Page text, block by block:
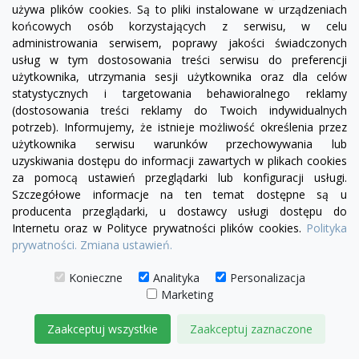
1 340,00 zł
DODAJ DO KOSZYKA
używa plików cookies. Są to pliki instalowane w urządzeniach
końcowych osób korzystających z serwisu, w celu
administrowania serwisem, poprawy jakości świadczonych
usług w tym dostosowania treści serwisu do preferencji
użytkownika, utrzymania sesji użytkownika oraz dla celów
statystycznych i targetowania behawioralnego reklamy
(dostosowania treści reklamy do Twoich indywidualnych
potrzeb). Informujemy, że istnieje możliwość określenia przez
użytkownika serwisu warunków przechowywania lub
uzyskiwania dostępu do informacji zawartych w plikach cookies
za pomocą ustawień przeglądarki lub konfiguracji usługi.
Szczegółowe informacje na ten temat dostępne są u
producenta przeglądarki, u dostawcy usługi dostępu do
Internetu oraz w Polityce prywatności plików cookies. Polityka
prywatności. Zmiana ustawień.
Konieczne Analityka
Personalizacja
Marketing
Zaakceptuj wszystkie Zaakceptuj zaznaczone